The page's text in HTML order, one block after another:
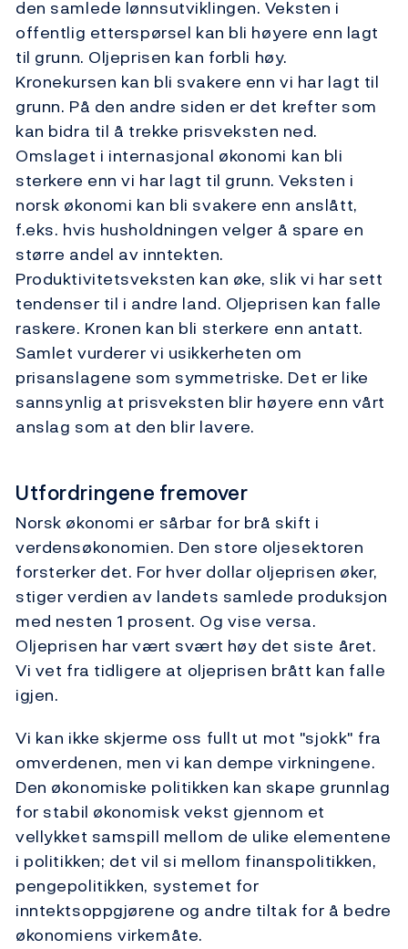
den samlede lønnsutviklingen. Veksten i
offentlig etterspørsel kan bli høyere enn lagt
til grunn. Oljeprisen kan forbli høy.
Kronekursen kan bli svakere enn vi har lagt til
grunn. På den andre siden er det krefter som
kan bidra til å trekke prisveksten ned.
Omslaget i internasjonal økonomi kan bli
sterkere enn vi har lagt til grunn. Veksten i
norsk økonomi kan bli svakere enn anslått,
f.eks. hvis husholdningen velger å spare en
større andel av inntekten.
Produktivitetsveksten kan øke, slik vi har sett
tendenser til i andre land. Oljeprisen kan falle
raskere. Kronen kan bli sterkere enn antatt.
Samlet vurderer vi usikkerheten om
prisanslagene som symmetriske. Det er like
sannsynlig at prisveksten blir høyere enn vårt
anslag som at den blir lavere.
Utfordringene fremover
Norsk økonomi er sårbar for brå skift i
verdensøkonomien. Den store oljesektoren
forsterker det. For hver dollar oljeprisen øker,
stiger verdien av landets samlede produksjon
med nesten 1 prosent. Og vise versa.
Oljeprisen har vært svært høy det siste året.
Vi vet fra tidligere at oljeprisen brått kan falle
igjen.
Vi kan ikke skjerme oss fullt ut mot "sjokk" fra
omverdenen, men vi kan dempe virkningene.
Den økonomiske politikken kan skape grunnlag
for stabil økonomisk vekst gjennom et
vellykket samspill mellom de ulike elementene
i politikken; det vil si mellom finanspolitikken,
pengepolitikken, systemet for
inntektsoppgjørene og andre tiltak for å bedre
økonomiens virkemåte.